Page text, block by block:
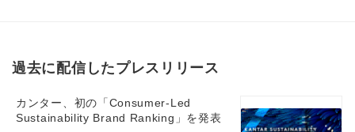
過去に配信したプレスリリース
カンター、初の「Consumer-Led
Sustainability Brand Ranking」を発表